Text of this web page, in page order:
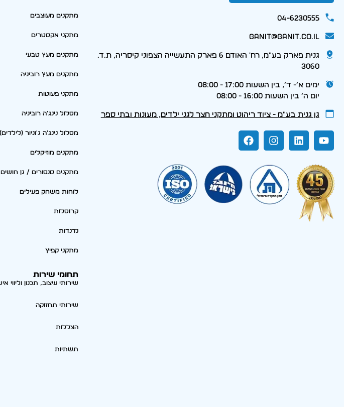
04-6230555
ganit@ganit.co.il
גנית פארק בע"מ, רח' האודם 6 פארק התעשייה הצפוני קיסריה, ת.ד.
3060
ימים א׳- ד׳, בין השעות 17:00 - 08:00
יום ה׳ בין השעות 16:00 - 08:00
גן גנית בע״מ - ציוד ריהוט ומתקני חצר לגני ילדים, מעונות ובתי ספר
מתקנים מעוצבים
מתקני אקסטרים
מתקנים מעץ טבעי
מתקנים מעץ רוביניה
מתקני פעוטות
מסלול נינג'ה רוביניה
מסלול נינג'ה ג'וניור (לילדים)
מתקנים מוזיקלים
מתקנים סנסורים / גן חושים
לוחות משחק פעילים
קרוסלות
נדנדות
מתקני קפיץ
תחומי שירות
שירותי עיצוב, תכנון וליווי
שירותי תחזוקה
הצללות
תשתיות